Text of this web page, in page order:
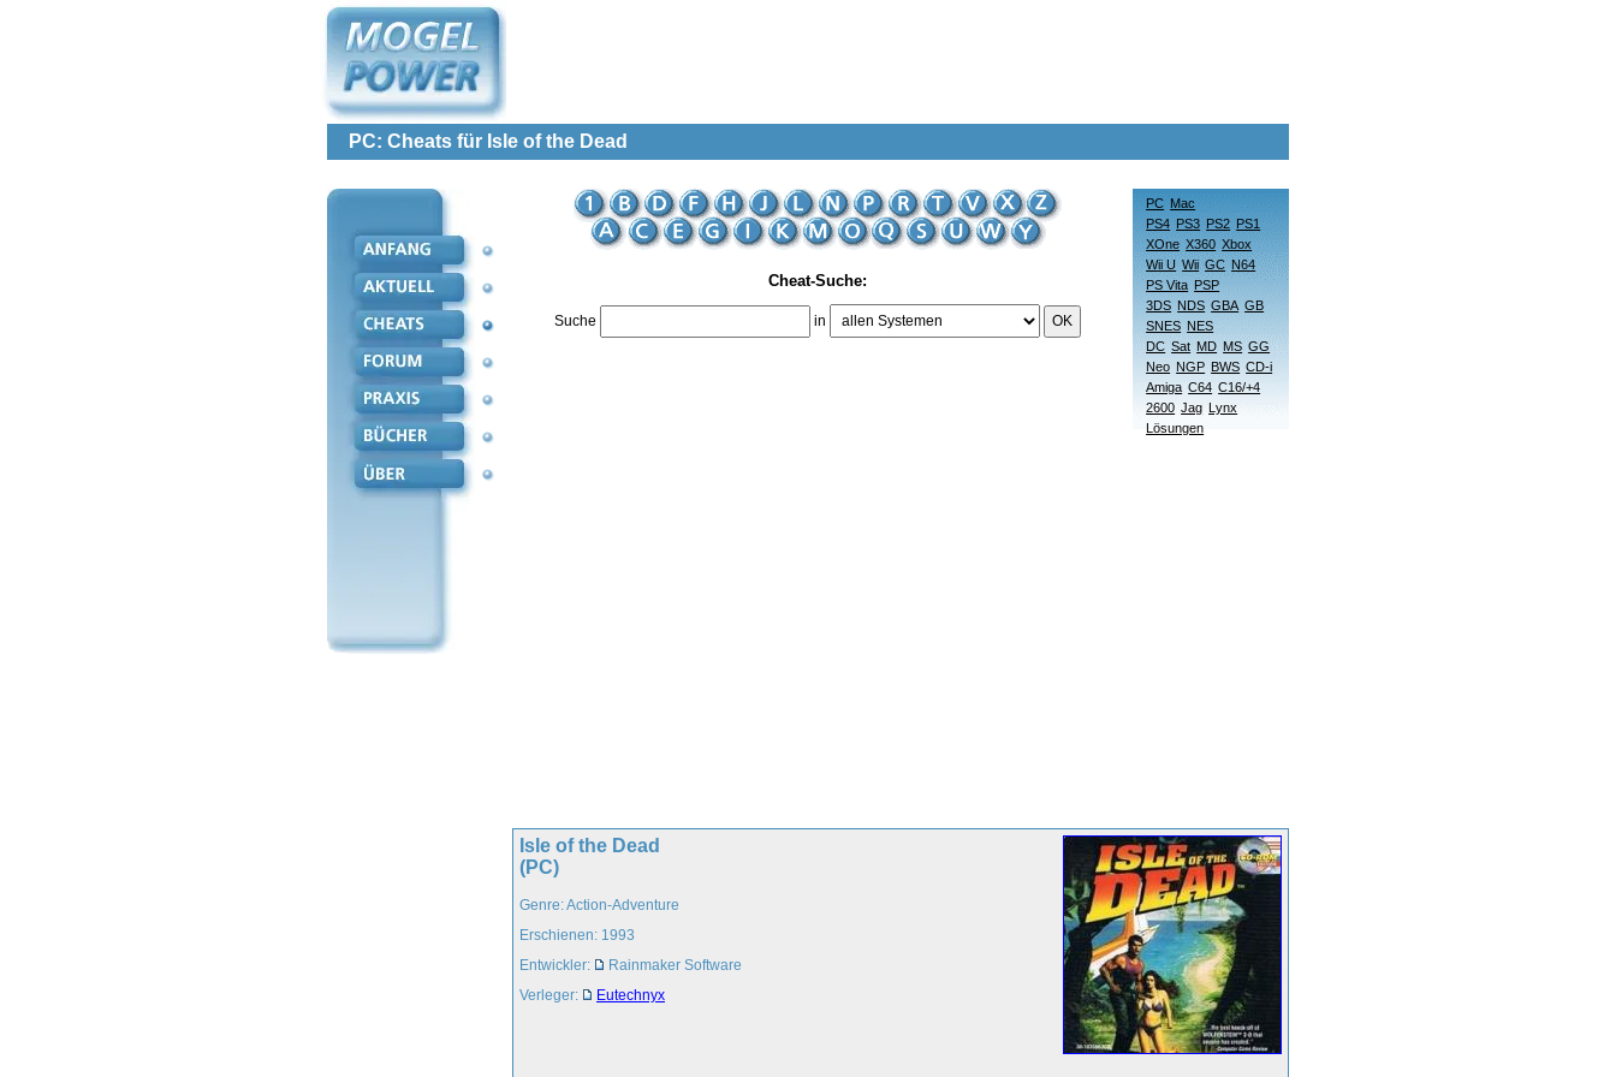
PC: Cheats für Isle of the Dead
Cheat-Suche:
Suche in OK
PC Mac
PS4 PS3 PS2 PS1
XOne X360 Xbox
Wii U Wii GC N64
PS Vita PSP
3DS NDS GBA GB
SNES NES
DC Sat MD MS GG
Neo NGP BWS CD-i
Amiga C64 C16/+4
2600 Jag Lynx
Lösungen
Isle of the Dead
(PC)
Genre: Action-Adventure
Erschienen: 1993
Entwickler:
Rainmaker Software
Verleger:
Eutechnyx